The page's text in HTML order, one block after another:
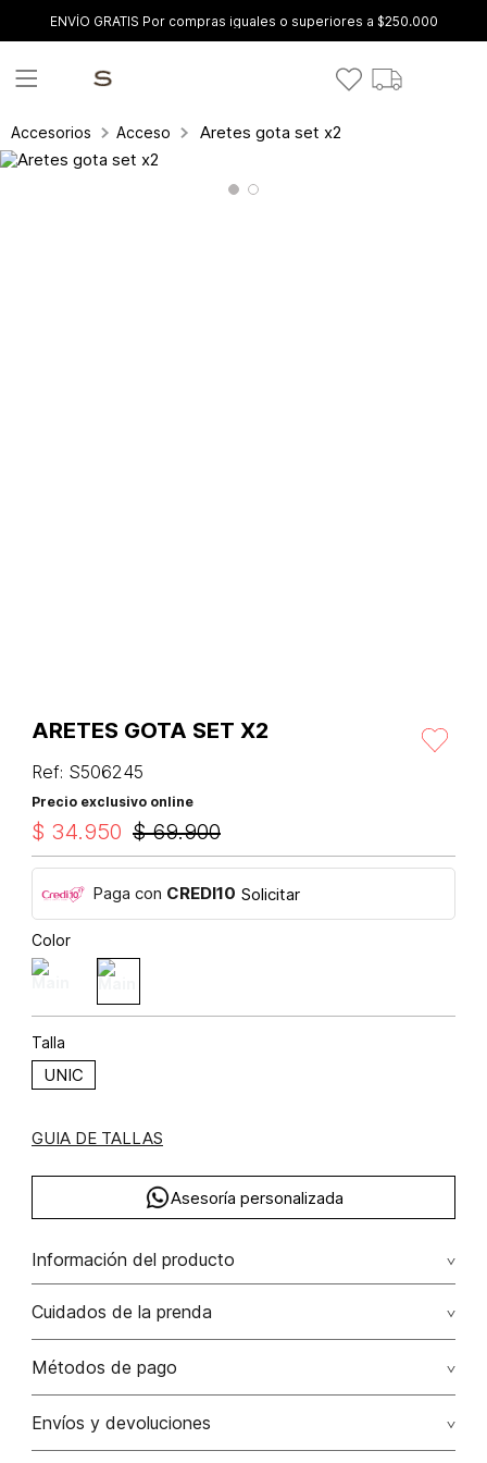
ENVÍO GRATIS Por compras iguales o superiores a $250.000
Accesorios Accesorios Aretes gota set x2
ARETES GOTA SET X2
Ref: S506245
Precio exclusivo online
$ 69.900
$ 34.950
Paga con CREDI10 Solicitar
Color
Talla
UNIC
GUIA DE TALLAS
Asesoría personalizada
Información del producto
Aretes gota set x2
Cuidados de la prenda
Métodos de pago
Tarjetas de crédito: Visa, Dinners, Master Card y American
Envíos y devoluciones